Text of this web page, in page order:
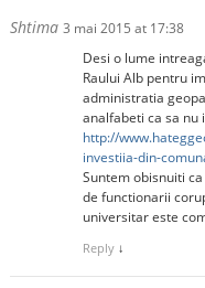
Shtima 3 mai 2015 at 17:38
Desi o lume
Raului Alb pentru
administratia
analfabeti ca sa nu
http://
investiia-din-
Suntem obisnuiti
de functionarii
universitar este
Reply ↓